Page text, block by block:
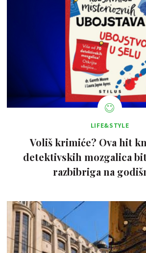
LIFE&STYLE
Voliš krimiće? Ova hit
detektivskih mozgalica
razbibriga na